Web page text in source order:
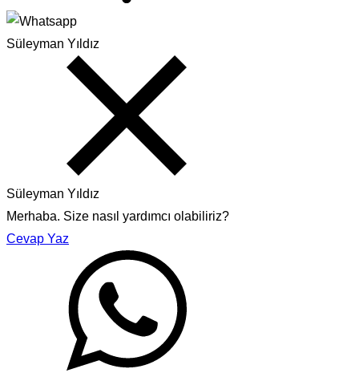
Süleyman Yıldız
Süleyman Yıldız
Merhaba. Size nasıl yardımcı olabiliriz?
Cevap Yaz